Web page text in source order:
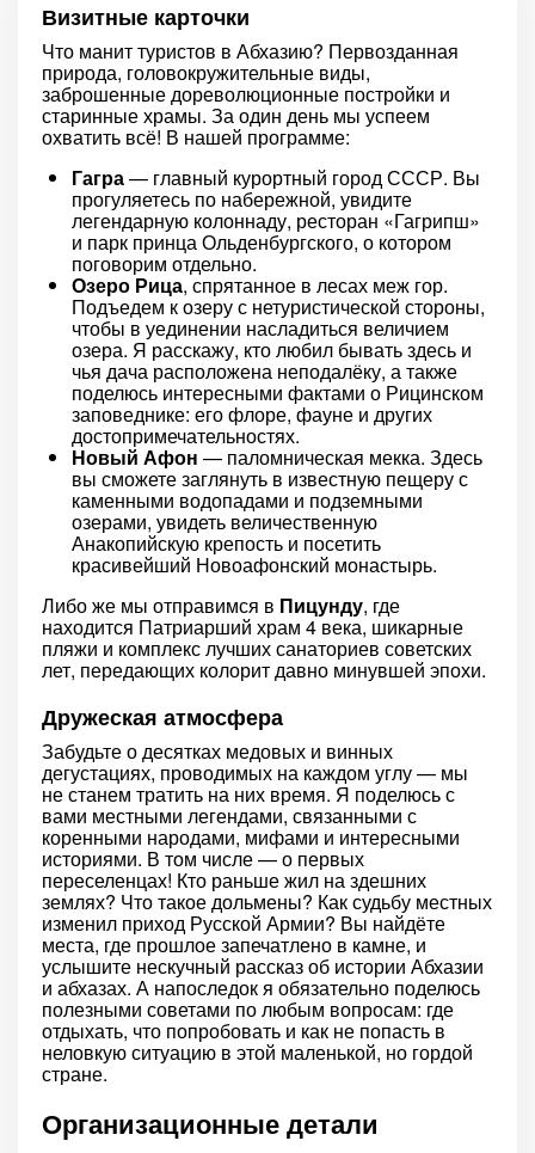
Визитные карточки
Что манит туристов в Абхазию? Первозданная
природа, головокружительные виды,
заброшенные дореволюционные постройки и
старинные храмы. За один день мы успеем
охватить всё! В нашей программе:
Гагра— главный курортный город СССР. Вы
прогуляетесь по набережной, увидите
легендарную колоннаду, ресторан «Гагрипш»
и парк принца Ольденбургского, о котором
поговорим отдельно.
Озеро Рица, спрятанное в лесах меж гор.
Подъедем к озеру с нетуристической стороны,
чтобы в уединении насладиться величием
озера. Я расскажу, кто любил бывать здесь и
чья дача расположена неподалёку, а также
поделюсь интересными фактами о Рицинском
заповеднике: его флоре, фауне и других
достопримечательностях.
Новый Афон — паломническая мекка. Здесь
вы сможете заглянуть в известную пещеру с
каменными водопадами и подземными
озерами, увидеть величественную
Анакопийскую крепость и посетить
красивейший Новоафонский монастырь.
Либо же мы отправимся в Пицунду, где
находится Патриарший храм 4 века, шикарные
пляжи и комплекс лучших санаториев советских
лет, передающих колорит давно минувшей эпохи.
Дружеская атмосфера
Забудьте о десятках медовых и винных
дегустациях, проводимых на каждом углу — мы
не станем тратить на них время. Я поделюсь с
вами местными легендами, связанными с
коренными народами, мифами и интересными
историями. В том числе — о первых
переселенцах! Кто раньше жил на здешних
землях? Что такое дольмены? Как судьбу местных
изменил приход Русской Армии? Вы найдёте
места, где прошлое запечатлено в камне, и
услышите нескучный рассказ об истории Абхазии
и абхазах. А напоследок я обязательно поделюсь
полезными советами по любым вопросам: где
отдыхать, что попробовать и как не попасть в
неловкую ситуацию в этой маленькой, но гордой
стране.
Организационные детали